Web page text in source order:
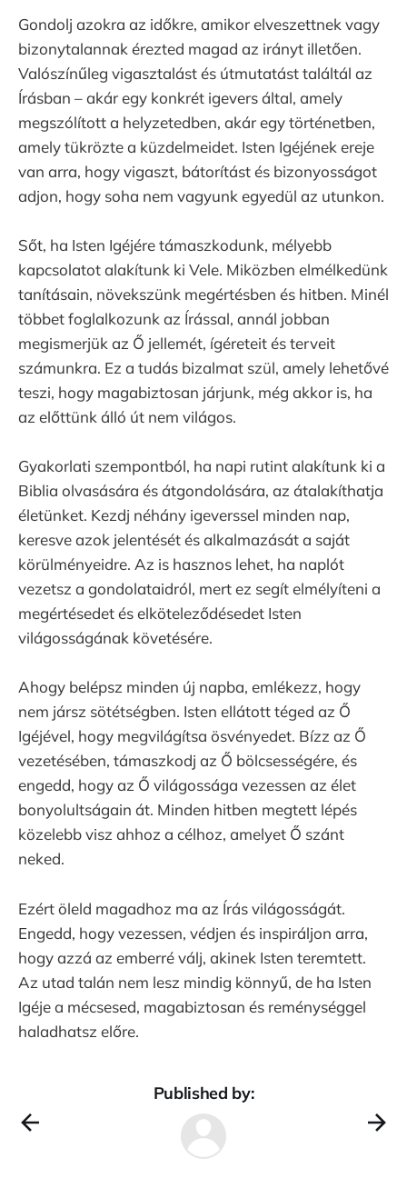
Gondolj azokra az időkre, amikor elveszettnek vagy
bizonytalannak érezted magad az irányt illetően.
Valószínűleg vigasztalást és útmutatást találtál az
Írásban – akár egy konkrét igevers által, amely
megszólított a helyzetedben, akár egy történetben,
amely tükrözte a küzdelmeidet. Isten Igéjének ereje
van arra, hogy vigaszt, bátorítást és bizonyosságot
adjon, hogy soha nem vagyunk egyedül az utunkon.
Sőt, ha Isten Igéjére támaszkodunk, mélyebb
kapcsolatot alakítunk ki Vele. Miközben elmélkedünk
tanításain, növekszünk megértésben és hitben. Minél
többet foglalkozunk az Írással, annál jobban
megismerjük az Ő jellemét, ígéreteit és terveit
számunkra. Ez a tudás bizalmat szül, amely lehetővé
teszi, hogy magabiztosan járjunk, még akkor is, ha
az előttünk álló út nem világos.
Gyakorlati szempontból, ha napi rutint alakítunk ki a
Biblia olvasására és átgondolására, az átalakíthatja
életünket. Kezdj néhány igeverssel minden nap,
keresve azok jelentését és alkalmazását a saját
körülményeidre. Az is hasznos lehet, ha naplót
vezetsz a gondolataidról, mert ez segít elmélyíteni a
megértésedet és elköteleződésedet Isten
világosságának követésére.
Ahogy belépsz minden új napba, emlékezz, hogy
nem jársz sötétségben. Isten ellátott téged az Ő
Igéjével, hogy megvilágítsa ösvényedet. Bízz az Ő
vezetésében, támaszkodj az Ő bölcsességére, és
engedd, hogy az Ő világossága vezessen az élet
bonyolultságain át. Minden hitben megtett lépés
közelebb visz ahhoz a célhoz, amelyet Ő szánt
neked.
Ezért öleld magadhoz ma az Írás világosságát.
Engedd, hogy vezessen, védjen és inspiráljon arra,
hogy azzá az emberré válj, akinek Isten teremtett.
Az utad talán nem lesz mindig könnyű, de ha Isten
Igéje a mécsesed, magabiztosan és reménységgel
haladhatsz előre.
Published by: